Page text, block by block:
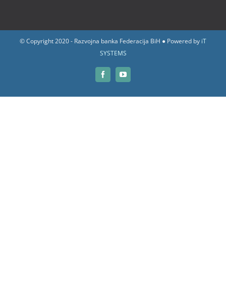
© Copyright 2020 - Razvojna banka Federacija BiH ● Powered by iT
SYSTEMS
FacebookYouTube